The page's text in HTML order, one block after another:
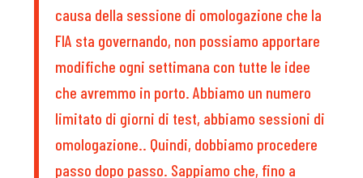
causa della sessione di omologazione che la
FIA sta governando, non possiamo apportare
modifiche ogni settimana con tutte le idee
che avremmo in porto. Abbiamo un numero
limitato di giorni di test, abbiamo sessioni di
omologazione.. Quindi, dobbiamo procedere
passo dopo passo. Sappiamo che, fino a